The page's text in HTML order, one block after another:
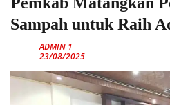
Sampah untuk Raih
ADMIN 1
23/08/2025